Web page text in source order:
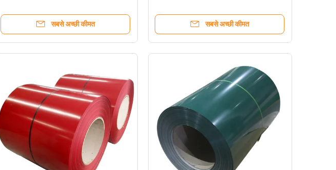
सबसे अच्छी कीमत सबसे अच्छी कीमत